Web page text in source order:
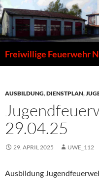
Zum
Inhalt
springen
Freiwillige Feuerwehr
AUSBILDUNG,DIENSTPLAN,
29.04.25
29. APRIL 2025 UWE_112
Ausbildung